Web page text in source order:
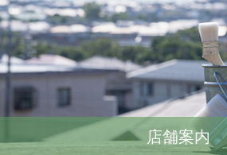
店舗案内